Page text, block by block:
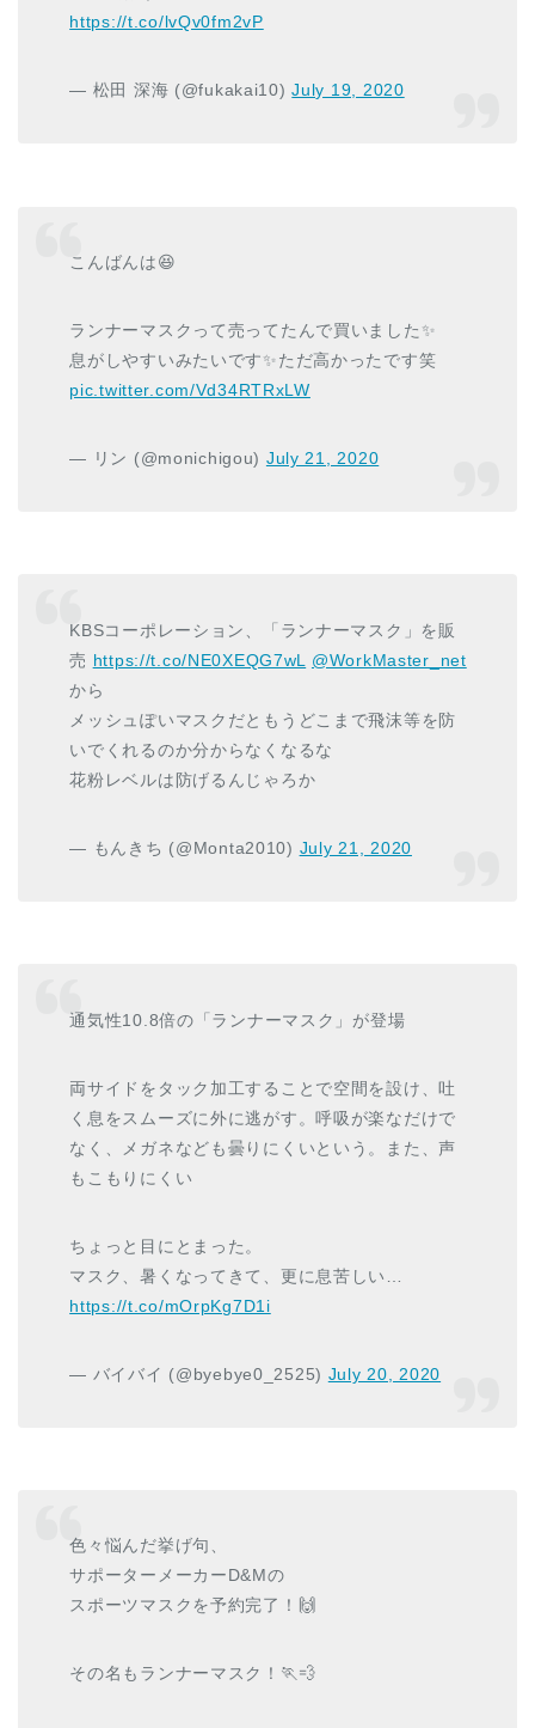
https://t.co/lvQv0fm2vP
— 松田 深海 (@fukakai10)July 19, 2020
こんばんは😆
ランナーマスクって売ってたんで買いました✨
息がしやすいみたいです✨ただ高かったです笑
pic.twitter.com/Vd34RTRxLW
— リン (@monichigou) July 21, 2020
KBSコーポレーション、「ランナーマスク」を販
売 https://t.co/NE0XEQG7wL
@WorkMaster_net
から
メッシュぽいマスクだともうどこまで飛沫等を防
いでくれるのか分からなくなるな
花粉レベルは防げるんじゃろか
— もんきち (@Monta2010) July 21, 2020
通気性10.8倍の「ランナーマスク」が登場
両サイドをタック加工することで空間を設け、吐
く息をスムーズに外に逃がす。呼吸が楽なだけで
なく、メガネなども曇りにくいという。また、声
もこもりにくい
ちょっと目にとまった。
マスク、暑くなってきて、更に息苦しい…
https://t.co/mOrpKg7D1i
— バイバイ (@byebye0_2525) July 20, 2020
色々悩んだ挙げ句、
サポーターメーカーD&Mの
スポーツマスクを予約完了！🙌
その名もランナーマスク！🏃💨